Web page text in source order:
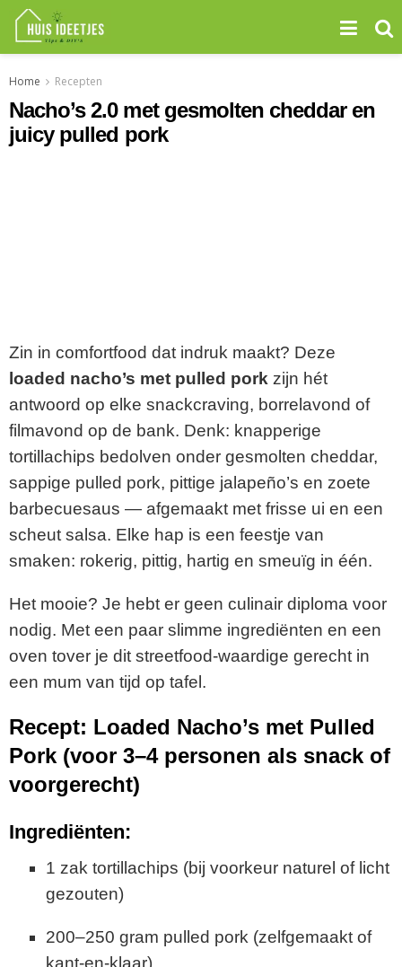
Home Recepten
Nacho’s 2.0 met gesmolten cheddar en
juicy pulled pork
Zin in comfortfood dat indruk maakt? Deze
loaded nacho’s met pulled pork zijn hét
antwoord op elke snackcraving, borrelavond of
filmavond op de bank. Denk: knapperige
tortillachips bedolven onder gesmolten cheddar,
sappige pulled pork, pittige jalapeño’s en zoete
barbecuesaus — afgemaakt met frisse ui en een
scheut salsa. Elke hap is een feestje van
smaken: rokerig, pittig, hartig en smeuïg in één.
Het mooie? Je hebt er geen culinair diploma voor
nodig. Met een paar slimme ingrediënten en een
oven tover je dit streetfood-waardige gerecht in
een mum van tijd op tafel.
Recept: Loaded Nacho’s met Pulled
Pork (voor 3–4 personen als snack of
voorgerecht)
Ingrediënten:
1 zak tortillachips (bij voorkeur naturel of licht
gezouten)
200–250 gram pulled pork (zelfgemaakt of
kant-en-klaar)